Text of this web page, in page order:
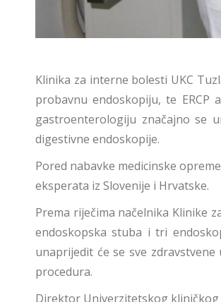
Klinika za interne bolesti UKC
probavnu endoskopiju, te ERCP
gastroenterologiju značajno se
digestivne endoskopije.
Pored nabavke medicinske
eksperata iz Slovenije i Hrvatske.
Prema riječima načelnika Klinike
endoskopska stuba i tri
unaprijedit će se sve
procedura.
Direktor Univerzitetskog kliničkog